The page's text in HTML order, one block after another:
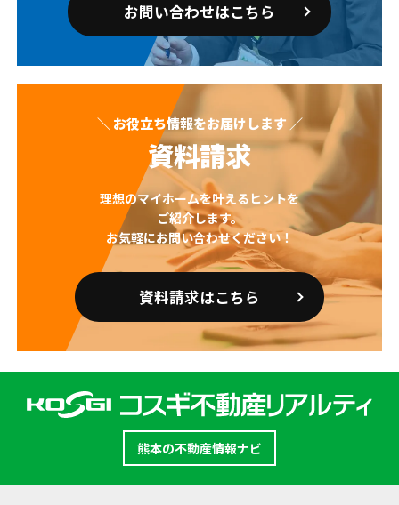
お問い合わせはこちら
＼ お役立ち情報をお届けします ／
資料請求
理想のマイホームを叶えるヒントを
ご紹介します。
お気軽にお問い合わせください！
資料請求はこちら
熊本の不動産情報ナビ